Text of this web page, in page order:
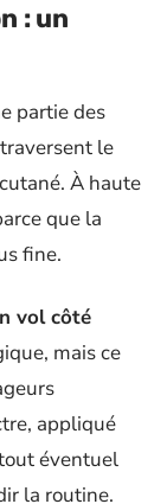
: un
partie des
le
À haute
que la
fine.
vol côté
mais ce
appliqué
éventuel
la routine.